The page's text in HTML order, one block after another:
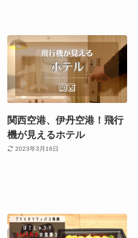
関西空港、伊丹空港！飛行
機が見えるホテル
2023年3月16日